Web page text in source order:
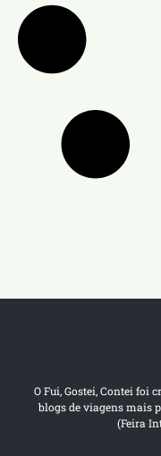
O Fui, Gostei, Contei foi
blogs de viagens mais
(Feira